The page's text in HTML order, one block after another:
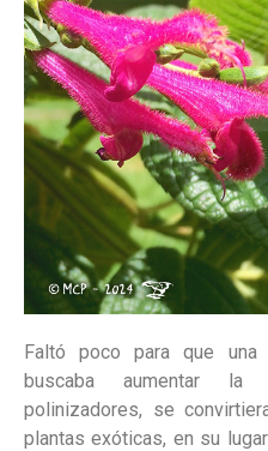
Faltó poco para que una
buscaba aumentar
polinizadores, se
plantas exóticas, en su